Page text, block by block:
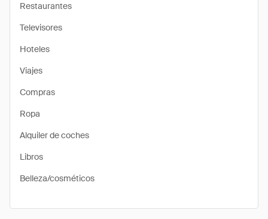
Restaurantes
Televisores
Hoteles
Viajes
Compras
Ropa
Alquiler de coches
Libros
Belleza/cosméticos